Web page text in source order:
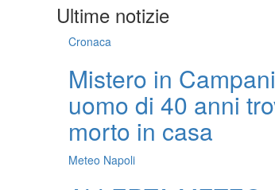
Ultime notizie
Cronaca
Mistero in
uomo di 40 anni
morto in casa
Meteo Napoli